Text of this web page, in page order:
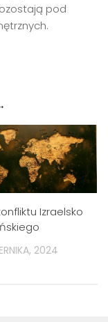
pod
Izraelsko
2024